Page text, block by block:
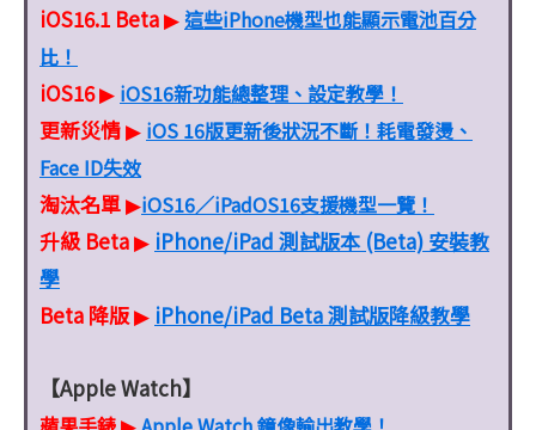
iOS16.1 Beta▶這些iPhone機型也能顯示電池百分
比！
iOS16▶ iOS16新功能總整理、設定教學！
更新災情▶ iOS 16版更新後狀況不斷！耗電發燙、
Face ID失效
淘汰名單▶iOS16／iPadOS16支援機型一覽！
升級 Beta▶ iPhone/iPad 測試版本 (Beta) 安裝教
學
Beta 降版▶ iPhone/iPad Beta 測試版降級教學
【Apple Watch】